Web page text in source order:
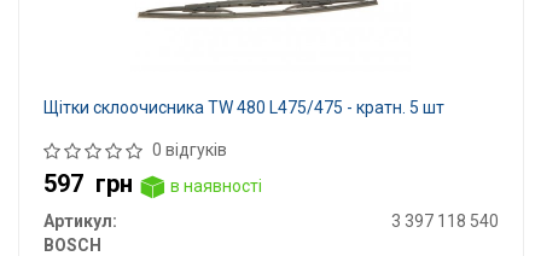
Щітки склоочисника TW 480 L475/475 - кратн. 5 шт
0 відгуків
597 грн
в наявності
Артикул:
3 397 118 540
BOSCH